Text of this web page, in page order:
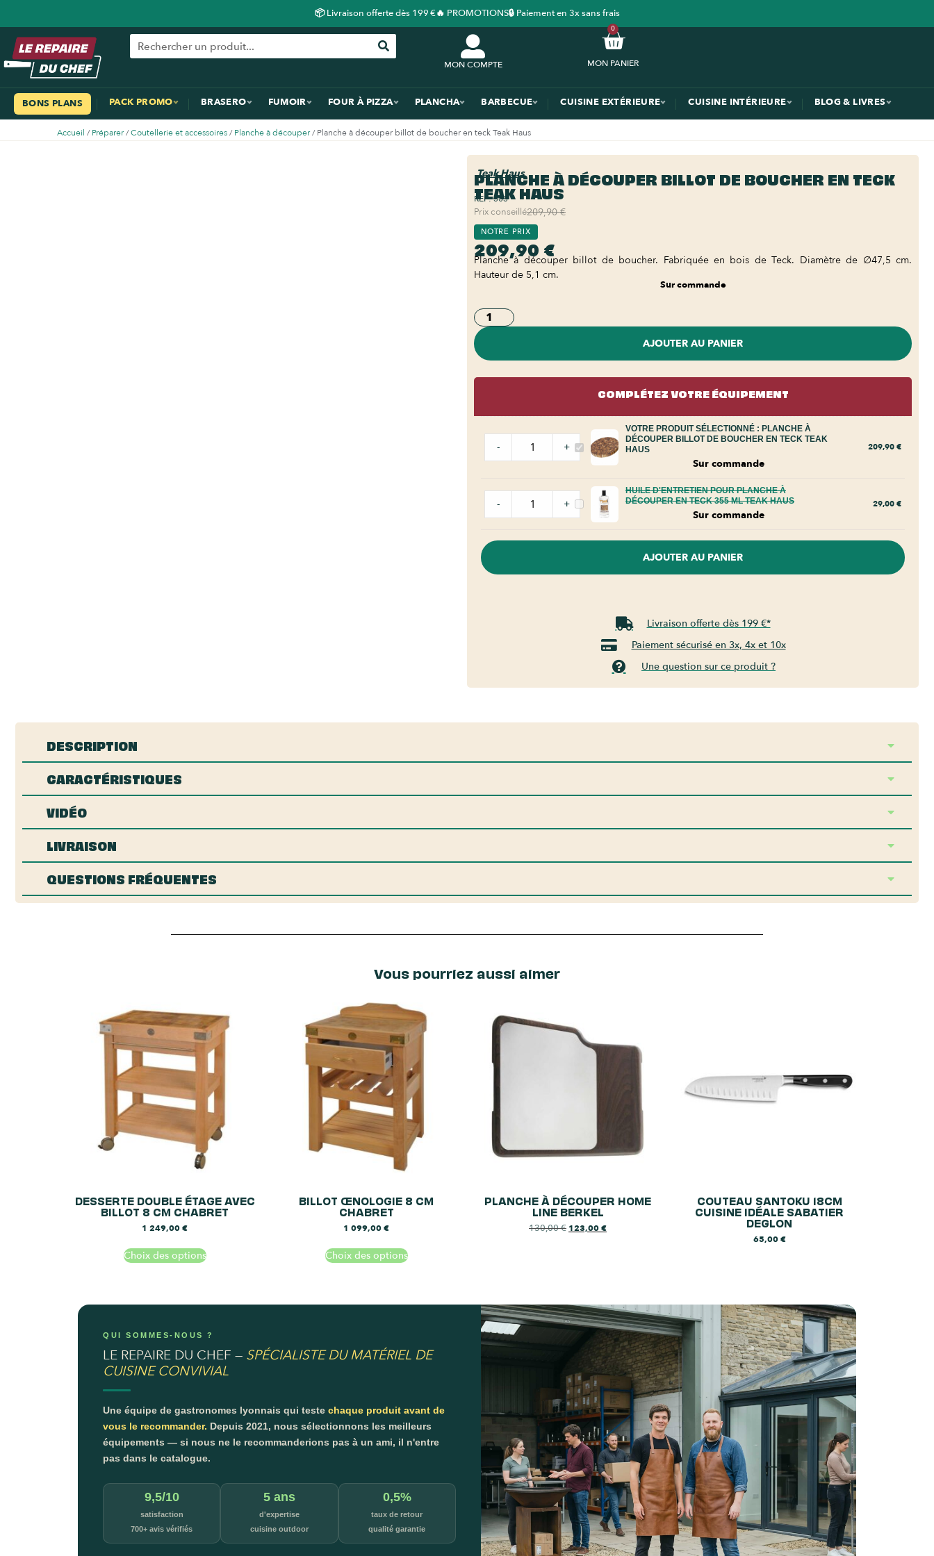
📦 Livraison offerte dès 199 €🔥 PROMOTIONS🔒 Paiement en 3x sans frais
MON COMPTE
0
BONS PLANS PACK PROMO BRASERO FUMOIR FOUR À PIZZA PLANCHA BARBECUE CUISINE EXTÉRIEURE CUISINE INTÉRIEURE BLOG & LIVRES
Accueil /Préparer/Coutellerie et accessoires/Planche à découper/ Planche à découper billot de boucher en teck Teak Haus
Teak Haus
PLANCHE À DÉCOUPER BILLOT DE BOUCHER EN TECK
TEAK HAUS
REF:303
Prix conseillé209,90 €
NOTRE PRIX
209,90 €
Planche à découper billot de boucher. Fabriquée en bois de Teck. Diamètre de ∅47,5 cm.
Hauteur de 5,1 cm.
Sur commande
AJOUTER AU PANIER
COMPLÉTEZ VOTRE ÉQUIPEMENT
VOTRE PRODUIT SÉLECTIONNÉ : PLANCHE À
DÉCOUPER BILLOT DE BOUCHER EN TECK TEAK
HAUS
Sur commande
- + 209,90 €
HUILE D'ENTRETIEN POUR PLANCHE À
DÉCOUPER EN TECK 355 ML TEAK HAUS
Sur commande
- + 29,00 €
AJOUTER AU PANIER
Livraison offerte dès 199 €*
Paiement sécurisé en 3x, 4x et 10x
Une question sur ce produit ?
DESCRIPTION
CARACTÉRISTIQUES
VIDÉO
LIVRAISON
QUESTIONS FRÉQUENTES
Vous pourriez aussi aimer
DESSERTE DOUBLE ÉTAGE AVEC
BILLOT 8 CM CHABRET
1 249,00€
Choix des options
BILLOT ŒNOLOGIE 8 CM
CHABRET
1 099,00€
Choix des options
PLANCHE À DÉCOUPER HOME
LINE BERKEL
130,00€ 123,00€
COUTEAU SANTOKU 18CM
CUISINE IDÉALE SABATIER
DEGLON
65,00€
QUI SOMMES-NOUS ?
LE REPAIRE DU CHEF — SPÉCIALISTE DU MATÉRIEL DE
CUISINE CONVIVIAL
Une équipe de gastronomes lyonnais qui teste chaque produit avant de
vous le recommander. Depuis 2021, nous sélectionnons les meilleurs
équipements — si nous ne le recommanderions pas à un ami, il n'entre
pas dans le catalogue.
9,5/10
satisfaction
700+ avis vérifiés
5 ans
d'expertise
cuisine outdoor
0,5%
taux de retour
qualité garantie